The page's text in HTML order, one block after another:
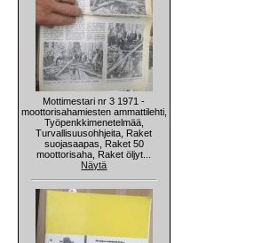
Mottimestari nr 3 1971 -
moottorisahamiesten ammattilehti,
Työpenkkimenetelmää,
Turvallisuusohhjeita, Raket
suojasaapas, Raket 50
moottorisaha, Raket öljyt...
Näytä